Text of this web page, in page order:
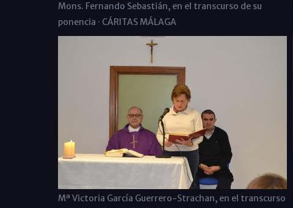
Mons. Fernando Sebastián, en el transcurso de su
ponencia · CÁRITAS MÁLAGA
Mª Victoria García Guerrero-Strachan, en el transcurso